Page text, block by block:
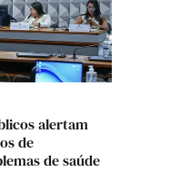
alertam
de
de saúde